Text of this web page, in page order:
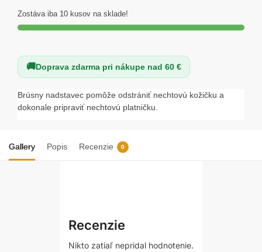
Brúsny nadstavec pomôže odstrániť nechtovú kožičku a
dokonale pripraviť nechtovú platničku.
Zostáva iba 10 kusov na sklade!
Doprava zdarma pri nákupe nad 60 €
Gallery Popis Recenzie 0
Recenzie
Nikto zatiaľ nepridal hodnotenie.